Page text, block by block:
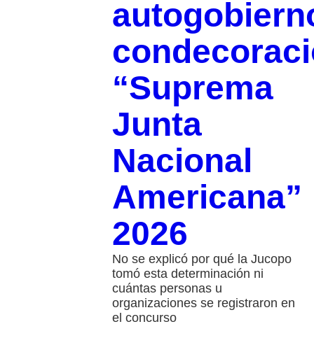
“Suprema
Junta
Nacional
Americana”
2026
No se explicó por qué la Jucopo
tomó esta determinación ni
cuántas personas u
organizaciones se registraron en
el concurso